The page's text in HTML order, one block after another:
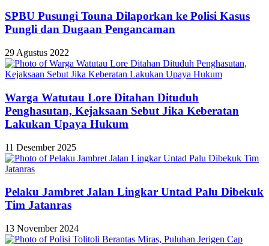
SPBU Pusungi Touna Dilaporkan ke Polisi Kasus
Pungli dan Dugaan Pengancaman
29 Agustus 2022
Warga Watutau Lore Ditahan Dituduh
Penghasutan, Kejaksaan Sebut Jika Keberatan
Lakukan Upaya Hukum
11 Desember 2025
Pelaku Jambret Jalan Lingkar Untad Palu Dibekuk
Tim Jatanras
13 November 2024